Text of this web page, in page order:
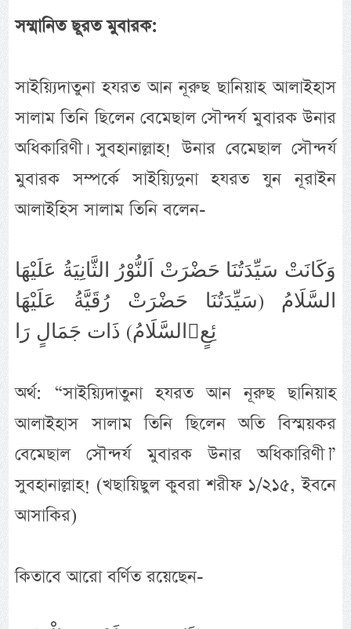
সম্মানিত ছূরত মুবারক:
সাইয়্যিদাতুনা হযরত আন নূরুছ ছানিয়াহ আলাইহাস
সালাম তিনি ছিলেন বেমেছাল সৌন্দর্য মুবারক উনার
অধিকারিণী। সুবহানাল্লাহ! উনার বেমেছাল সৌন্দর্য
মুবারক সম্পর্কে সাইয়্যিদুনা হযরত যুন নূরাইন
আলাইহিস সালাম তিনি বলেন-
وَكَانَتْ سَيِّدَتُنَا حَضْرَتْ اَلنُّوْرُ الثَّانِيَةُ عَلَيْهَا
السَّلَامُ (سَيِّدَتُنَا حَضْرَتْ رُقَيَّةُ عَلَيْهَا
السَّلَامُ) ذَات جَمَالٍ رَائِعٍ
অর্থ: “সাইয়্যিদাতুনা হযরত আন নূরুছ ছানিয়াহ
আলাইহাস সালাম তিনি ছিলেন অতি বিস্ময়কর
বেমেছাল সৌন্দর্য মুবারক উনার অধিকারিণী।”
সুবহানাল্লাহ! (খছায়িছুল কুবরা শরীফ ১/২১৫, ইবনে
আসাকির)
কিতাবে আরো বর্ণিত রয়েছেন-